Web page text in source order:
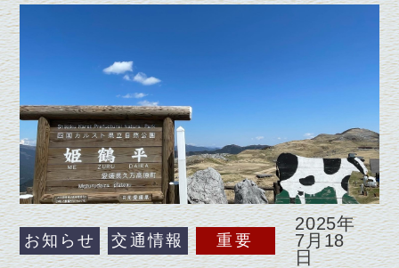
お知らせ 交通情報 重要
2025年
7月18
日